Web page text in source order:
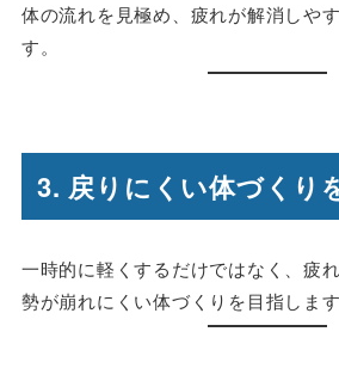
体の流れを見極め、疲れが解消しや
す。
3. 戻りにくい体づくり
一時的に軽くするだけではなく、疲
勢が崩れにくい体づくり を目指します